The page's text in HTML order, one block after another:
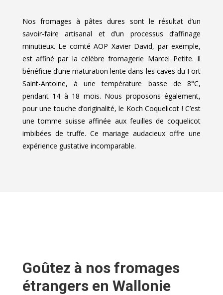
Nos fromages à pâtes dures sont le résultat d’un
savoir-faire artisanal et d’un processus d’affinage
minutieux. Le comté AOP Xavier David, par exemple,
est affiné par la célèbre fromagerie Marcel Petite. Il
bénéficie d’une maturation lente dans les caves du Fort
Saint-Antoine, à une température basse de 8°C,
pendant 14 à 18 mois. Nous proposons également,
pour une touche d’originalité, le Koch Coquelicot ! C’est
une tomme suisse affinée aux feuilles de coquelicot
imbibées de truffe. Ce mariage audacieux offre une
expérience gustative incomparable.
Goûtez à nos fromages
étrangers en Wallonie